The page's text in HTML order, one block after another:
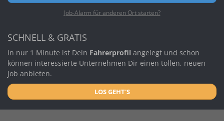
Job-Alarm für anderen Ort starten?
SCHNELL & GRATIS
In nur 1 Minute ist Dein Fahrerprofil angelegt und schon
können interessierte Unternehmen Dir einen tollen, neuen
Job anbieten.
LOS GEHT'S